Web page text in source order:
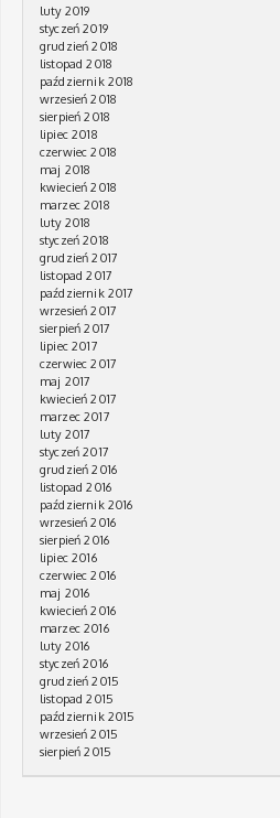
luty 2019
styczeń 2019
grudzień 2018
listopad 2018
październik 2018
wrzesień 2018
sierpień 2018
lipiec 2018
czerwiec 2018
maj 2018
kwiecień 2018
marzec 2018
luty 2018
styczeń 2018
grudzień 2017
listopad 2017
październik 2017
wrzesień 2017
sierpień 2017
lipiec 2017
czerwiec 2017
maj 2017
kwiecień 2017
marzec 2017
luty 2017
styczeń 2017
grudzień 2016
listopad 2016
październik 2016
wrzesień 2016
sierpień 2016
lipiec 2016
czerwiec 2016
maj 2016
kwiecień 2016
marzec 2016
luty 2016
styczeń 2016
grudzień 2015
listopad 2015
październik 2015
wrzesień 2015
sierpień 2015